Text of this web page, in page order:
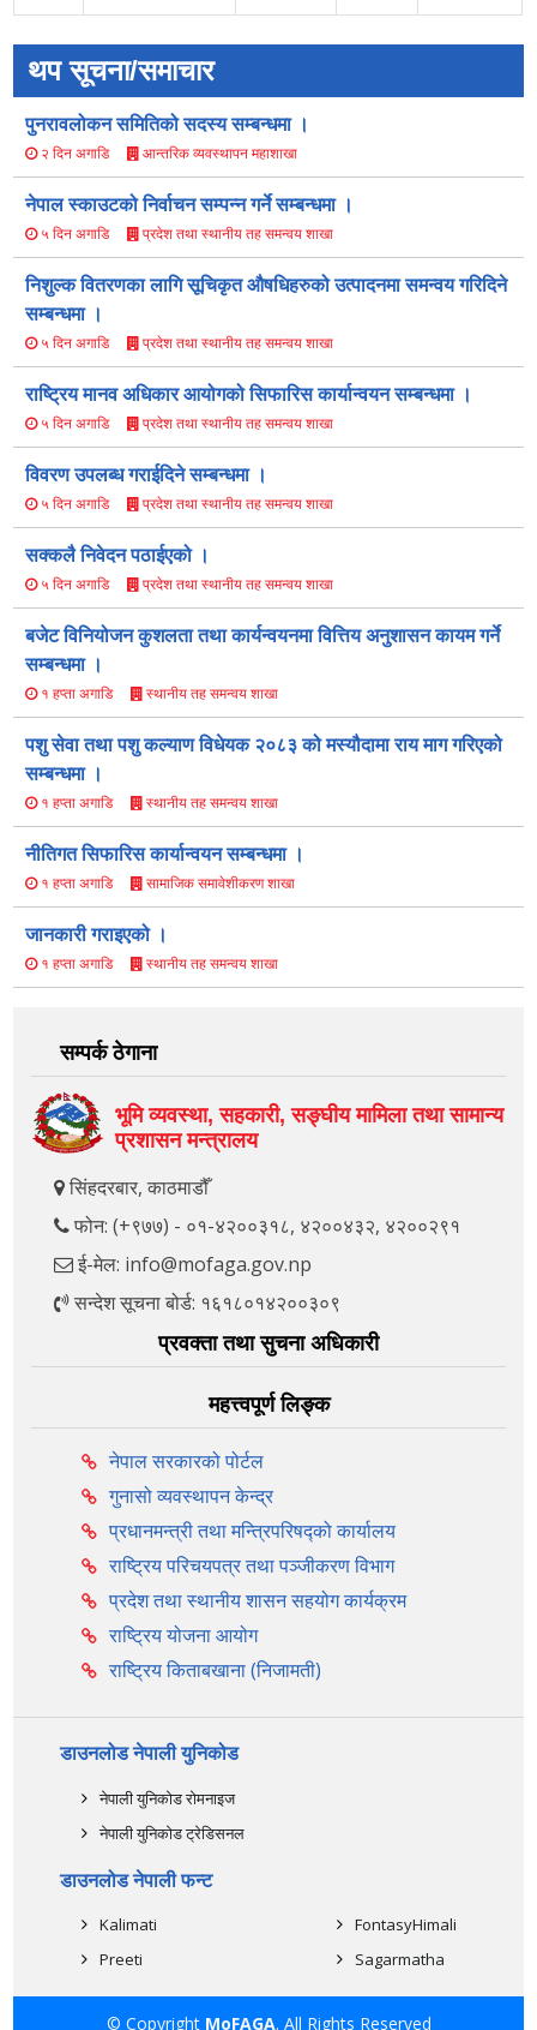
थप सूचना/समाचार
पुनरावलोकन समितिको सदस्य सम्बन्धमा ।
२ दिन अगाडि आन्तरिक व्यवस्थापन महाशाखा
नेपाल स्काउटको निर्वाचन सम्पन्न गर्ने सम्बन्धमा ।
५ दिन अगाडि प्रदेश तथा स्थानीय तह समन्वय शाखा
निशुल्क वितरणका लागि सूचिकृत औषधिहरुको उत्पादनमा समन्वय गरिदिने
सम्बन्धमा ।
५ दिन अगाडि प्रदेश तथा स्थानीय तह समन्वय शाखा
राष्ट्रिय मानव अधिकार आयोगको सिफारिस कार्यान्वयन सम्बन्धमा ।
५ दिन अगाडि प्रदेश तथा स्थानीय तह समन्वय शाखा
विवरण उपलब्ध गराईदिने सम्बन्धमा ।
५ दिन अगाडि प्रदेश तथा स्थानीय तह समन्वय शाखा
सक्कलै निवेदन पठाईएको ।
५ दिन अगाडि प्रदेश तथा स्थानीय तह समन्वय शाखा
बजेट विनियोजन कुशलता तथा कार्यन्वयनमा वित्तिय अनुशासन कायम गर्ने
सम्बन्धमा ।
१ हप्ता अगाडि स्थानीय तह समन्वय शाखा
पशु सेवा तथा पशु कल्याण विधेयक २०८३ को मस्यौ‍दामा राय माग गरिएको
सम्बन्धमा ।
१ हप्ता अगाडि स्थानीय तह समन्वय शाखा
नीतिगत सिफारिस कार्यान्वयन सम्बन्धमा ।
१ हप्ता अगाडि सामाजिक समावेशीकरण शाखा
जानकारी गराइएको ।
१ हप्ता अगाडि स्थानीय तह समन्वय शाखा
सम्पर्क ठेगाना
भूमि व्यवस्था, सहकारी, सङ्‍घीय मामिला तथा सामान्य
प्रशासन मन्त्रालय
सिंहदरबार, काठमाडौँ
फोन: (+९७७) - ०१-४२००३१८, ४२००४३२, ४२००२९१
ई-मेल: info@mofaga.gov.np
सन्देश सूचना बोर्ड: १६१८०१४२००३०९
प्रवक्ता तथा सुचना अधिकारी
महत्त्वपूर्ण लिङ्क
नेपाल सरकारको पोर्टल
गुनासो व्यवस्थापन केन्द्र
प्रधानमन्त्री तथा मन्त्रिपरिषद्को कार्यालय
राष्ट्रिय परिचयपत्र तथा पञ्‍जीकरण विभाग
प्रदेश तथा स्थानीय शासन सहयोग कार्यक्रम
राष्ट्रिय योजना आयोग
राष्ट्रिय किताबखाना (निजामती)
डाउनलोड नेपाली युनिकोड
नेपाली युनिकोड रोमनाइज
नेपाली युनिकोड ट्रेडिसनल
डाउनलोड नेपाली फन्ट
Kalimati
Preeti
FontasyHimali
Sagarmatha
© Copyright MoFAGA. All Rights Reserved